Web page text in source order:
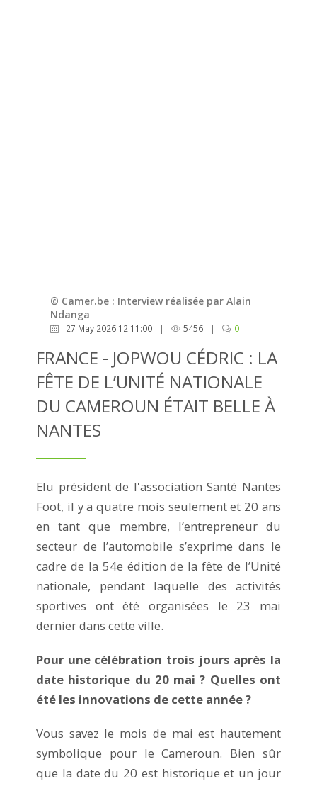
© Camer.be : Interview réalisée par Alain
Ndanga
27 May 2026 12:11:00 | 5456 | 0
FRANCE - JOPWOU CÉDRIC : LA
FÊTE DE L’UNITÉ NATIONALE
DU CAMEROUN ÉTAIT BELLE À
NANTES
Elu président de l'association Santé Nantes
Foot, il y a quatre mois seulement et 20 ans
en tant que membre, l’entrepreneur du
secteur de l’automobile s’exprime dans le
cadre de la 54e édition de la fête de l’Unité
nationale, pendant laquelle des activités
sportives ont été organisées le 23 mai
dernier dans cette ville.
Pour une célébration trois jours après la
date historique du 20 mai ? Quelles ont
été les innovations de cette année ?
Vous savez le mois de mai est hautement
symbolique pour le Cameroun. Bien sûr
que la date du 20 est historique et un jour